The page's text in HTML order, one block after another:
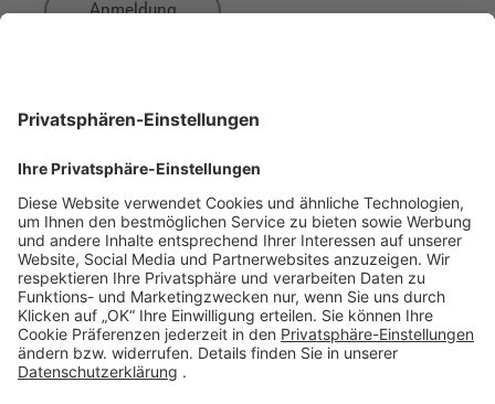
Anmeldung
Pen: IL111111 (beginnt z.B. mit IL22… für das Jahr 2022)
Spritze: 7 oder 8-stellige Zahlenreihenfolge
DOWNLOADS